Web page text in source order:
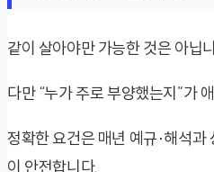
같이 살아야만 가능한 것은 아닙
다만 “누가 주로 부양했는지”가
정확한 요건은 매년 예규·해석
이 안전합니다.